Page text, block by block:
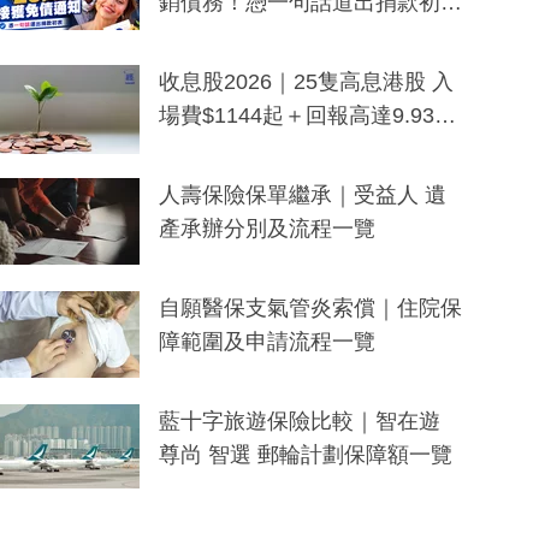
一度被誤當詐騙手段
收息股2026｜25隻高息港股 入
場費$1144起＋回報高達9.93
人壽保險保單繼承｜受益人 遺
產承辦分別及流程一覽
自願醫保支氣管炎索償｜住院保
障範圍及申請流程一覽
藍十字旅遊保險比較｜智在遊
尊尚 智選 郵輪計劃保障額一覽